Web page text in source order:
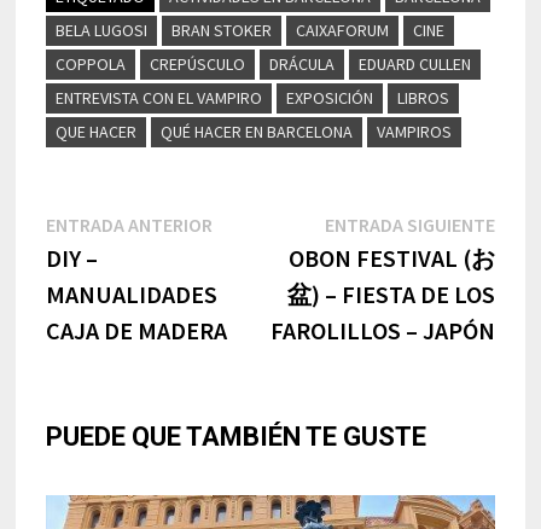
BELA LUGOSI
BRAN STOKER CAIXAFORUM
CINE
COPPOLA
CREPÚSCULO DRÁCULA
EDUARD CULLEN
ENTREVISTA CON EL VAMPIRO
EXPOSICIÓN
LIBROS
QUE HACER
QUÉ HACER EN BARCELONA VAMPIROS
Navegación
de
entradas
ENTRADA ANTERIOREntrada
DIY –
MANUALIDADES
CAJA DE MADERA
ENTRADA SIGUIENTE
OBON FESTIVAL (お
盆) – FIESTA DE LOS
FAROLILLOS – JAPÓN
PUEDE QUE TAMBIÉN TE GUSTE